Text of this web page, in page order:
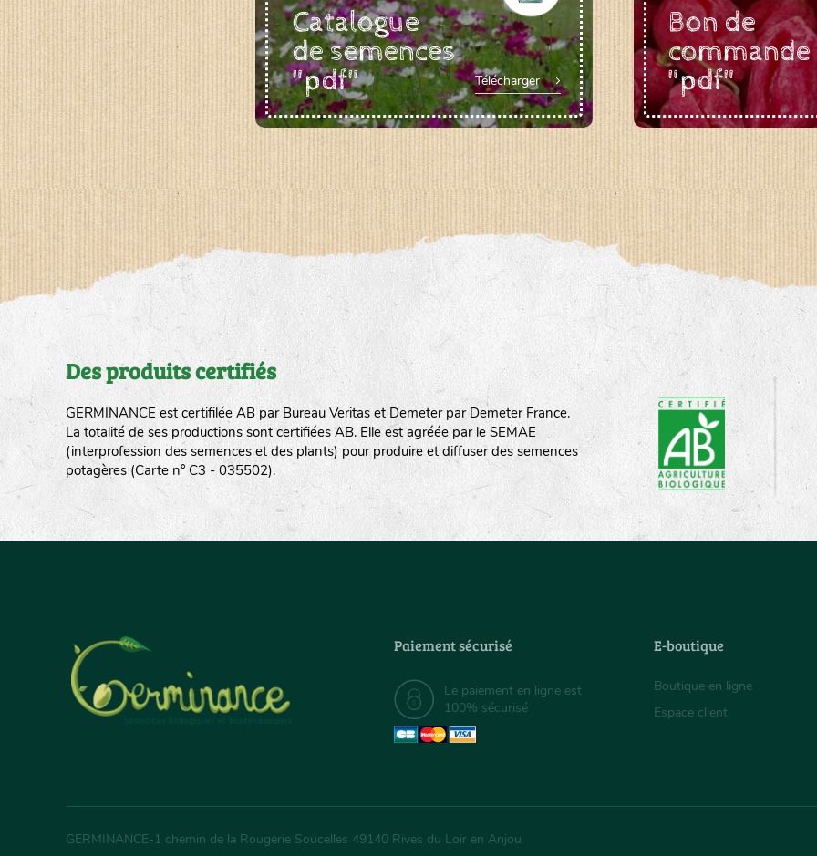
Catalogue
de semences
"pdf"
Télécharger
Bon de
commande
"pdf"
Des produits certifiés
GERMINANCE est certifilée AB par Bureau Veritas et Demeter par Demeter France.
La totalité de ses productions sont certifiées AB. Elle est agréée par le SEMAE
(interprofession des semences et des plants) pour produire et diffuser des semences
potagères (Carte n° C3 - 035502).
Paiement sécurisé
Le paiement en ligne est
100% sécurisé
E-boutique
Boutique en ligne
Espace client
GERMINANCE-1 chemin de la Rougerie Soucelles 49140 Rives du Loir en Anjou